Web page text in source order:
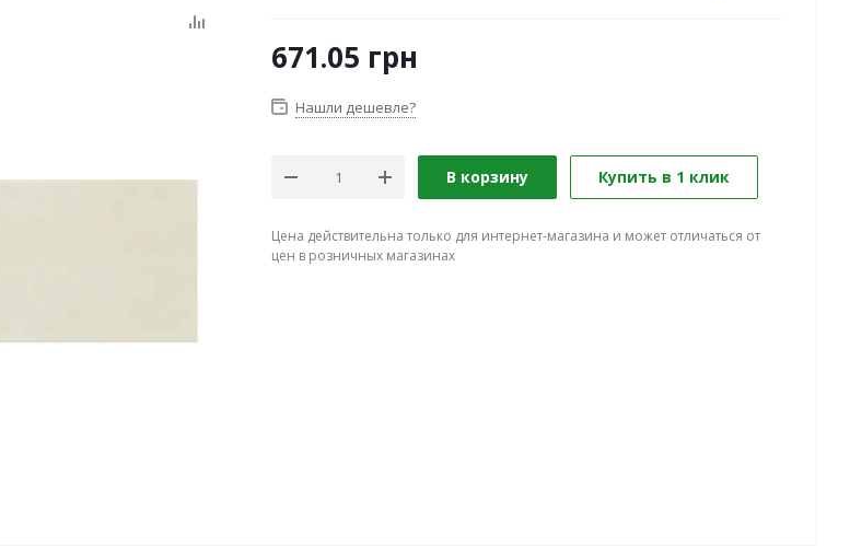
671.05 грн
Нашли дешевле?
В корзину Купить в 1 клик
Цена действительна только для интернет-магазина и может отличаться от
цен в розничных магазинах